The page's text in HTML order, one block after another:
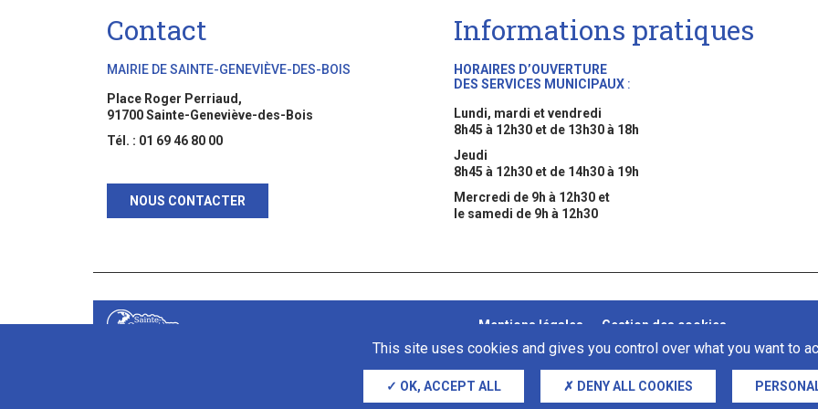
Contact
MAIRIE DE SAINTE-GENEVIÈVE-DES-BOIS
Place Roger Perriaud,
91700 Sainte-Geneviève-des-Bois
Tél. : 01 69 46 80 00
NOUS CONTACTER
Informations pratiques
HORAIRES D’OUVERTURE
DES SERVICES MUNICIPAUX :
Lundi, mardi et vendredi
8h45 à 12h30 et de 13h30 à 18h
Jeudi
8h45 à 12h30 et de 14h30 à 19h
Mercredi de 9h à 12h30 et
le samedi de 9h à 12h30
Mentions légales
Gestion des cookies
This site uses cookies and gives you control over what you want to
OK, ACCEPT ALL DENY ALL COOKIES